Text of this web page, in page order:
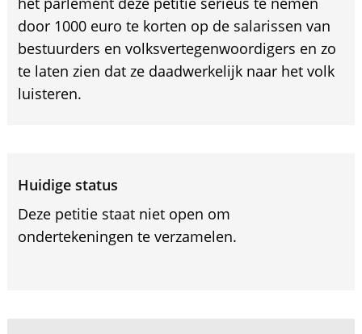
door 1000 euro te korten op de salarissen van
bestuurders en volksvertegenwoordigers en zo
te laten zien dat ze daadwerkelijk naar het volk
luisteren.
Huidige status
Deze petitie staat niet open om
ondertekeningen te verzamelen.